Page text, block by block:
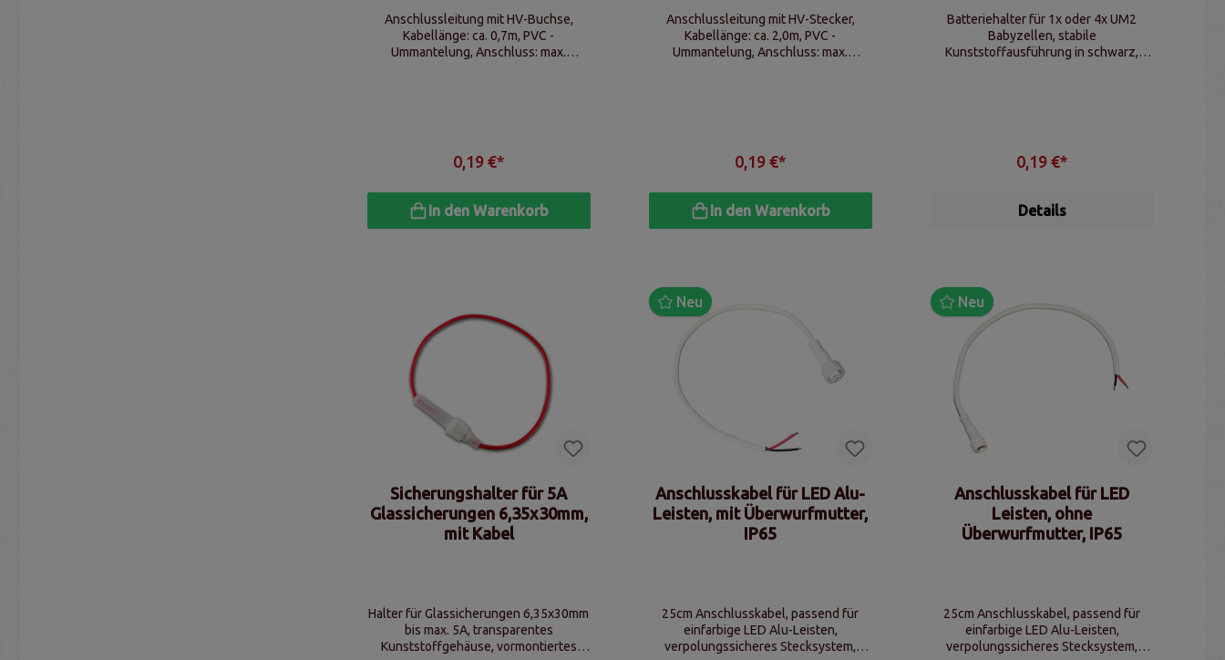
Anschlussleitung mit HV-Buchse,
Kabellänge: ca. 0,7m, PVC -
Ummantelung, Anschluss: max.
0,19 €*
In den Warenkorb
Anschlussleitung mit HV-Stecker,
Kabellänge: ca. 2,0m, PVC -
Ummantelung, Anschluss: max.
0,19 €*
In den Warenkorb
Batteriehalter für 1x oder 4x UM2
Babyzellen, stabile
Kunststoffausführung in schwarz,
0,19 €*
Details
Sicherungshalter für 5A
Glassicherungen 6,35x30mm,
mit Kabel
Halter für Glassicherungen 6,35x30mm
bis max. 5A, transparentes
Kunststoffgehäuse, vormontiertes
Neu
Anschlusskabel für LED Alu-
Leisten, mit Überwurfmutter,
IP65
25cm Anschlusskabel, passend für
einfarbige LED Alu-Leisten,
verpolungssicheres Stecksystem,
Neu
Anschlusskabel für LED
Leisten, ohne
Überwurfmutter, IP65
25cm Anschlusskabel, passend für
einfarbige LED Alu-Leisten,
verpolungssicheres Stecksystem,